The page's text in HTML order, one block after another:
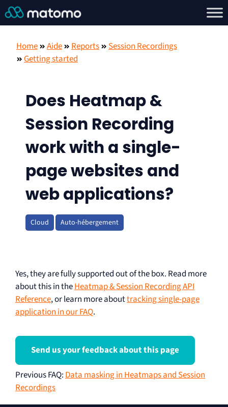
Home Aide Reports
Session Recordings
Getting started
Does Heatmap &
Session Recording
work with a single-
page websites and
web applications?
Cloud Auto-hébergement
Yes, they are fully supported out of the box. Read more
about this in theHeatmap & Session Recording API
Reference, or learn more abouttracking single-page
application in our FAQ.
Send us your feedback about this page
Previous FAQ: Data masking in Heatmaps and Session
Recordings